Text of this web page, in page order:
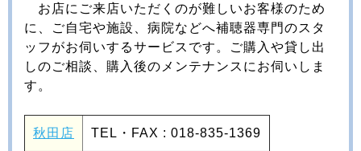
お店にご来店いただくのが難しいお客様のため
に、ご自宅や施設、病院などへ補聴器専門のスタ
ッフがお伺いするサービスです。ご購入や貸し出
しのご相談、購入後のメンテナンスにお伺いしま
す。
秋田店 TEL・FAX : 018-835-1369